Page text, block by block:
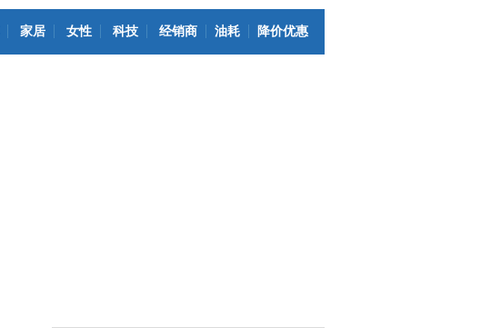
家居 女性 科技 经销商 油耗 降价优惠